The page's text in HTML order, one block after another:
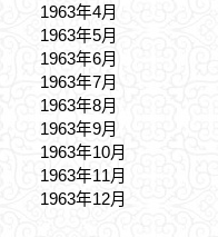
1963年4月
1963年5月
1963年6月
1963年7月
1963年8月
1963年9月
1963年10月
1963年11月
1963年12月